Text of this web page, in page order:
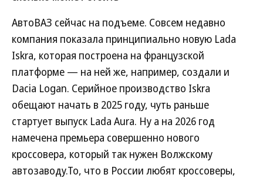
АвтоВАЗ сейчас на подъеме. Совсем недавно
компания показала принципиально новую Lada
Iskra, которая построена на французской
платформе — на ней же, например, создали и
Dacia Logan. Серийное производство Iskra
обещают начать в 2025 году, чуть раньше
стартует выпуск Lada Aura. Ну а на 2026 год
намечена премьера совершенно нового
кроссовера, который так нужен Волжскому
автозаводу.То, что в России любят кроссоверы,